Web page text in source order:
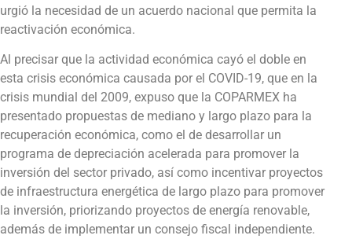
urgió la necesidad de un acuerdo nacional que permita la
reactivación económica.
Al precisar que la actividad económica cayó el doble en
esta crisis económica causada por el COVID-19, que en la
crisis mundial del 2009, expuso que la COPARMEX ha
presentado propuestas de mediano y largo plazo para la
recuperación económica, como el de desarrollar un
programa de depreciación acelerada para promover la
inversión del sector privado, así como incentivar proyectos
de infraestructura energética de largo plazo para promover
la inversión, priorizando proyectos de energía renovable,
además de implementar un consejo fiscal independiente.